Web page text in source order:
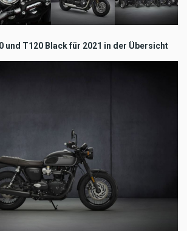
und T120 Black für 2021 in der Übersicht